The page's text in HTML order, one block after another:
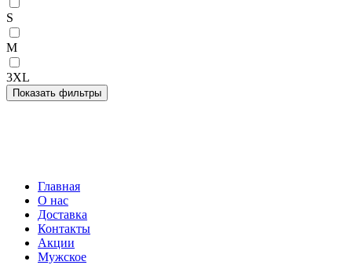
S
M
3XL
Главная
О нас
Доставка
Контакты
Акции
Мужское